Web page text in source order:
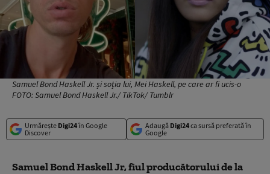
Samuel Bond Haskell Jr. și soția lui, Mei Haskell, pe care ar fi ucis-o
FOTO: Samuel Bond Haskell Jr./ TikTok/ Tumblr
Urmărește Digi24în Google
Discover
Adaugă Digi24ca sursă preferată în
Google
Samuel Bond Haskell Jr, fiul producătorului de la